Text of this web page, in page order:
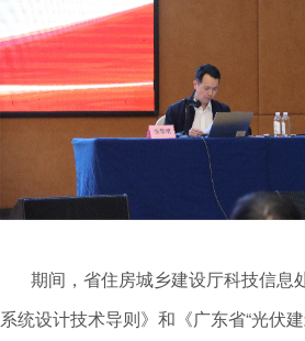
期间，省住房城乡建设厅科技信息
系统设计技术导则》和《广东省“光伏